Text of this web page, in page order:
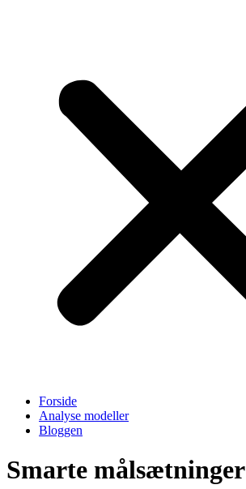
Forside
Analyse modeller
Bloggen
Smarte målsætninger